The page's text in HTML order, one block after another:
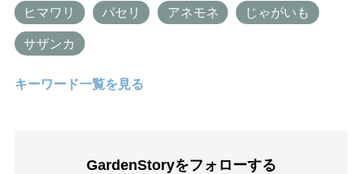
ヒマワリ パセリ アネモネ じゃがいも
サザンカ
キーワード一覧を見る
GardenStoryをフォローする